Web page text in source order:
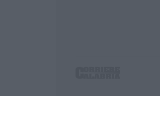
P.IVA. 03199620794, Via
Iscrizione tribunale di